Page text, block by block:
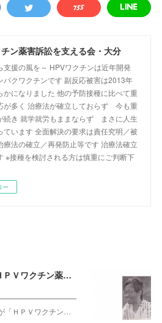
ン薬害訴訟を支える会・大分
支援の風を～ HPVワクチンは近年開発
パクワクチンです 副反応被害は2013年
かになりました 他の予防接種に比べて重
が多く 治療法が確立しておらず 今も重
続き 就学就労もままならず まさに人生
ています 全面解決の要求は責任究明／被
療法の確立／再発防止等です 治療法確立
※接種を検討される方は慎重にご判断下
ー
めるまが 第33歩です ＨＰＶワクチン薬害訴訟 実質最後の原告側尋問 はじまる
ＨＰＶワクチン…